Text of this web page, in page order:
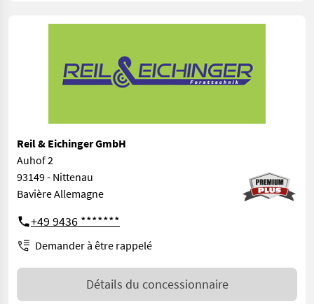
Reil & Eichinger GmbH
Auhof 2
93149 - Nittenau
Bavière Allemagne
+49 9436 *******
Demander à être rappelé
Détails du concessionnaire